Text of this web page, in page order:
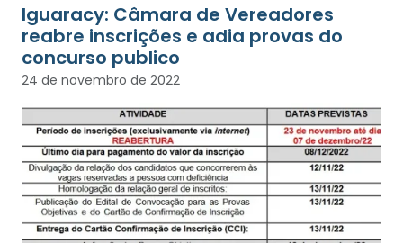
Iguaracy: Câmara de Vereadores
reabre inscrições e adia provas do
concurso publico
24 de novembro de 2022